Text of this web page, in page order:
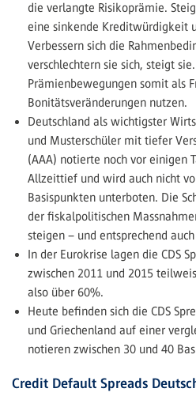
die verlangte Risikoprämie.
eine sinkende Kreditwürdigkeit
Verbessern sich die
verschlechtern sie sich, steigt
Prämienbewegungen somit als
Bonitätsveränderungen nutzen.
Deutschland als wichtigster
und Musterschüler mit tiefer
(AAA) notierte noch vor einigen
Allzeittief und wird auch nicht
Basispunkten unterboten. Die
der fiskalpolitischen
steigen – und entsprechend auch
In der Eurokrise lagen die CDS
zwischen 2011 und 2015
also über 60%.
Heute befinden sich die CDS
und Griechenland auf einer
notieren zwischen 30 und 40
Credit Default Spreads